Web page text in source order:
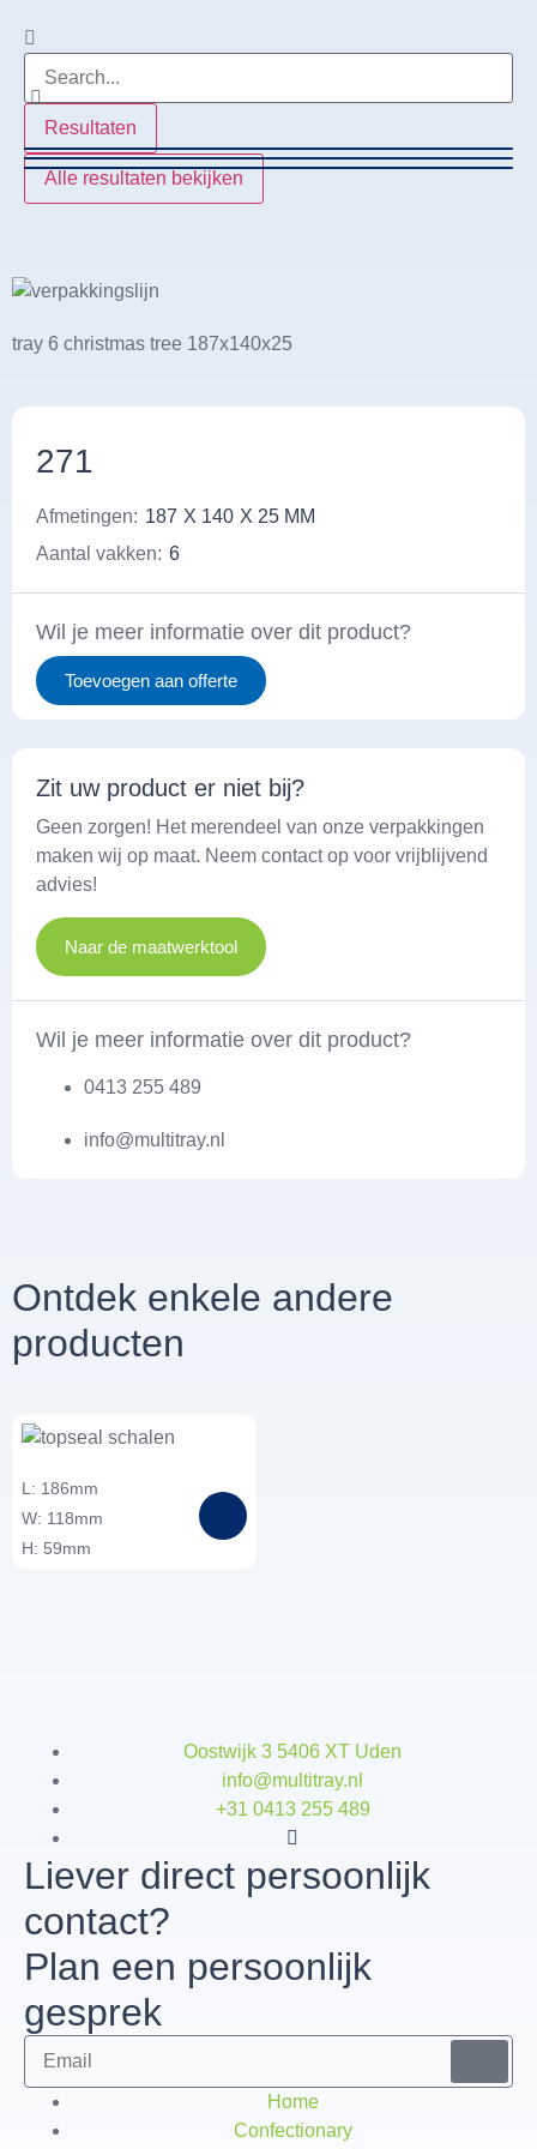
Resultaten
Alle resultaten bekijken
tray 6 christmas tree 187x140x25
271
Afmetingen: 187 X 140 X 25 MM
Aantal vakken: 6
Wil je meer informatie over dit product?
Toevoegen aan offerte
Zit uw product er niet bij?
Geen zorgen! Het merendeel van onze verpakkingen
maken wij op maat. Neem contact op voor vrijblijvend
advies!
Naar de maatwerktool
Wil je meer informatie over dit product?
0413 255 489
info@multitray.nl
Ontdek enkele andere
producten
L: 186mm
W: 118mm
H: 59mm
Oostwijk 3 5406 XT Uden
info@multitray.nl
+31 0413 255 489
Liever direct persoonlijk
contact?
Plan een persoonlijk
gesprek
Home
Confectionary